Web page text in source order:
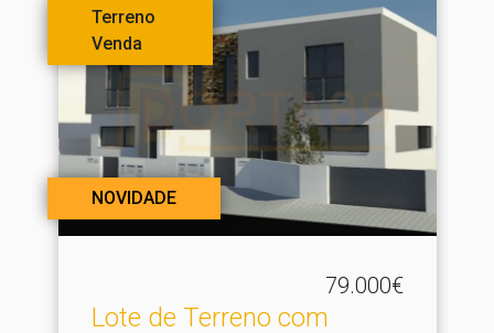
Terreno
Venda
NOVIDADE
79.000€
Lote de Terreno com